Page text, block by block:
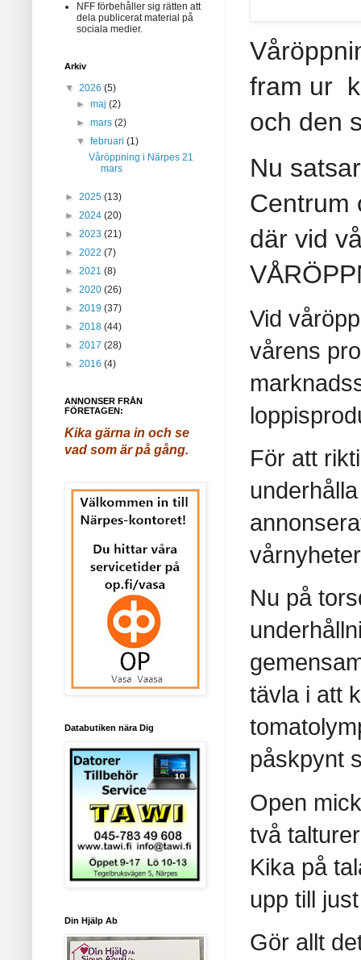
fram ur
och den
Nu
Centrum
där vid
Vid
vårens
För att
Nu på
tävla i att
påskpynt
Open
två
Kika på
upp till
Gör allt
NFF förbehåller sig rätten att
dela publicerat material på
sociala medier.
Arkiv
▼ 2026 (5)
►maj(2)
►mars(2)
▼februari(1)
Våröppning i Närpes 21
mars
► 2025 (13)
► 2024 (20)
► 2023 (21)
► 2022 (7)
► 2021 (8)
► 2020 (26)
► 2019 (37)
► 2018 (44)
► 2017 (28)
► 2016 (4)
ANNONSER FRÅN
FÖRETAGEN:
Kika gärna in och se
vad som är på gång.
Databutiken nära Dig
Din Hjälp Ab